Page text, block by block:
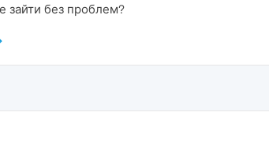
зайти без проблем?